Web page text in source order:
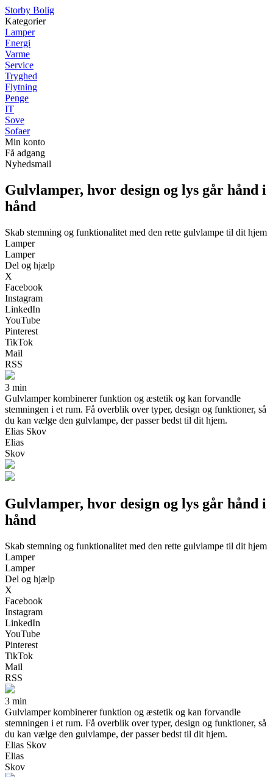
Storby Bolig
Kategorier
Lamper
Energi
Varme
Service
Tryghed
Flytning
Penge
IT
Sove
Sofaer
Min konto
Få adgang
Nyhedsmail
Gulvlamper, hvor design og lys går hånd i
hånd
Skab stemning og funktionalitet med den rette gulvlampe til dit hjem
Lamper
Lamper
Del og hjælp
X
Facebook
Instagram
LinkedIn
YouTube
Pinterest
TikTok
Mail
RSS
3 min
Gulvlamper kombinerer funktion og æstetik og kan forvandle
stemningen i et rum. Få overblik over typer, design og funktioner, så
du kan vælge den gulvlampe, der passer bedst til dit hjem.
Elias Skov
Elias
Skov
Gulvlamper, hvor design og lys går hånd i
hånd
Skab stemning og funktionalitet med den rette gulvlampe til dit hjem
Lamper
Lamper
Del og hjælp
X
Facebook
Instagram
LinkedIn
YouTube
Pinterest
TikTok
Mail
RSS
3 min
Gulvlamper kombinerer funktion og æstetik og kan forvandle
stemningen i et rum. Få overblik over typer, design og funktioner, så
du kan vælge den gulvlampe, der passer bedst til dit hjem.
Elias Skov
Elias
Skov